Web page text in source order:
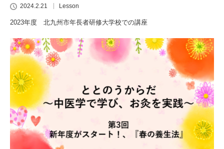
2024.2.21 Lesson
2023年度 北九州市年長者研修大学校での講座